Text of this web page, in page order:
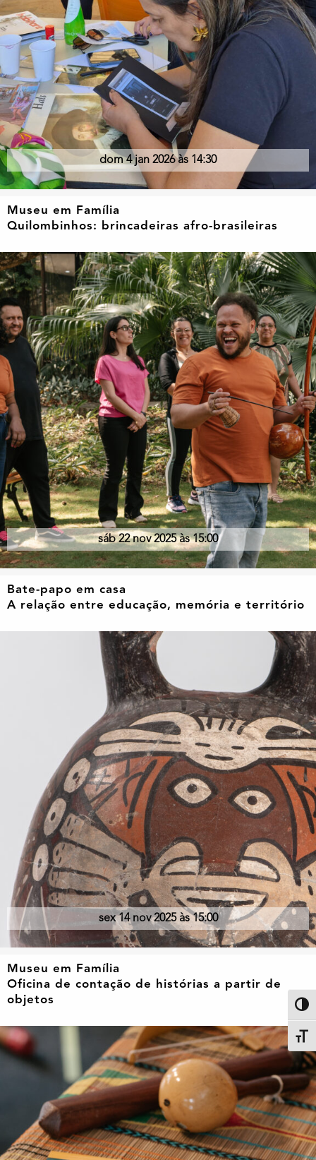
dom 4 jan 2026 às 14:30
Museu em Família
Quilombinhos: brincadeiras afro-brasileiras
sáb 22 nov 2025 às 15:00
Bate-papo em casa
A relação entre educação, memória e território
sex 14 nov 2025 às 15:00
Museu em Família
Oficina de contação de histórias a partir de
objetos